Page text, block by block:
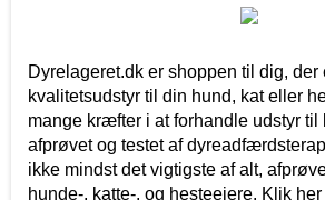
Dyrelageret.dk er shoppen til dig, der
kvalitetsudstyr til din hund, kat eller
mange kræfter i at forhandle udstyr
afprøvet og testet af
ikke mindst det vigtigste af alt,
hunde-, katte-, og hesteejere. Klik